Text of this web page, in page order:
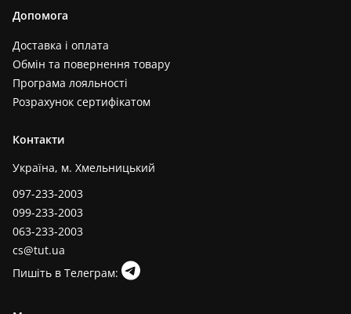
Допомога
Доставка і оплата
Обмін та повернення товару
Програма лояльності
Розрахунок сертифікатом
Контакти
Україна, м. Хмельницький
097-233-2003
099-233-2003
063-233-2003
cs@tut.ua
Пишіть в Телеграм: